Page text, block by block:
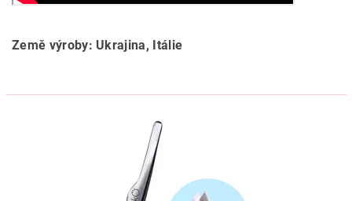
Země výroby: Ukrajina, Itálie